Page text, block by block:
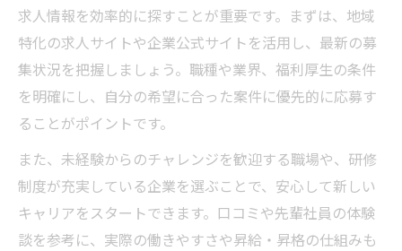
求人情報を効率的に探すことが重要です。まずは、地域
特化の求人サイトや企業公式サイトを活用し、最新の募
集状況を把握しましょう。職種や業界、福利厚生の条件
を明確にし、自分の希望に合った案件に優先的に応募す
ることがポイントです。
また、未経験からのチャレンジを歓迎する職場や、研修
制度が充実している企業を選ぶことで、安心して新しい
キャリアをスタートできます。口コミや先輩社員の体験
談を参考に、実際の働きやすさや昇給・昇格の仕組みも